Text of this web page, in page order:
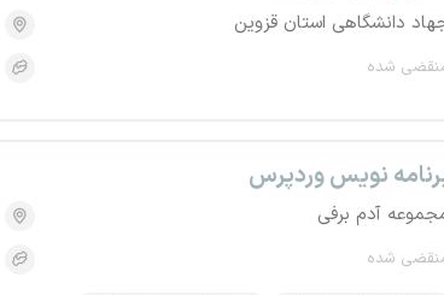
دانشگاهی استان قزوین
شده
نویس وردپرس
آدم برفی
شده